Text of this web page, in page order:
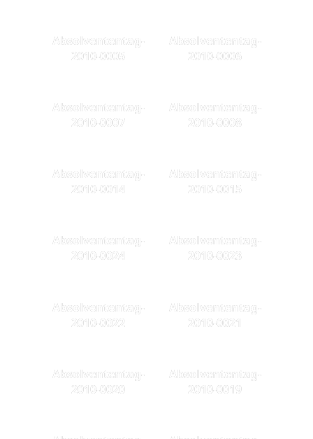
Absolvententag-
2010-0005
Absolvententag-
2010-0006
Absolvententag-
2010-0007
Absolvententag-
2010-0008
Absolvententag-
2010-0014
Absolvententag-
2010-0015
Absolvententag-
2010-0024
Absolvententag-
2010-0023
Absolvententag-
2010-0022
Absolvententag-
2010-0021
Absolvententag-
2010-0020
Absolvententag-
2010-0019